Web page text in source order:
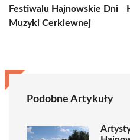
Festiwalu Hajnowskie Dni
Muzyki Cerkiewnej
Podobne Artykuły